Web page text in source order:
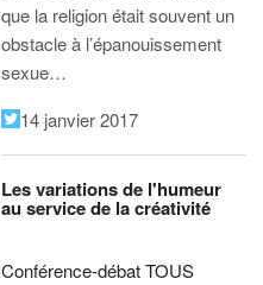
que la religion était souvent un
obstacle à l’épanouissement
sexue…
14 janvier 2017
Les variations de l'humeur
au service de la créativité
Conférence-débat TOUS